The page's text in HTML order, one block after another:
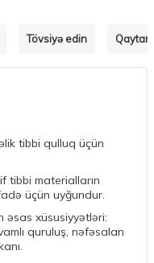
Tövsiyə edin
tibbi qulluq üçün
tibbi materialların
üçün uyğundur.
əsas xüsusiyyətləri:
quruluş, nəfəsalan